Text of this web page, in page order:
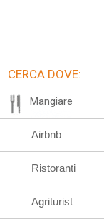
CERCA DOVE:
Mangiare
Airbnb
Ristoranti
Agriturist